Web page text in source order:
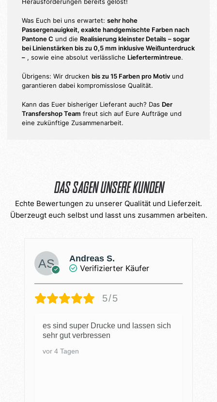
Was Euch bei uns erwartet: sehr hohe
Passergenauigkeit, exakte handgemischte Farben nach
Pantone C und die Realisierung kleinster Details – sogar
bei Linienstärken bis zu 0,5 mm inklusive Weißunterdruck
– , sowie eine absolut verlässliche Liefertermintreue.
Übrigens: Wir drucken bis zu 15 Farben pro Motiv und
garantieren dabei kompromisslose Qualität.
Kann das Euer bisheriger Lieferant auch? Das Der
Transfershop Team freut sich auf Eure Aufträge und
eine zukünftige Zusammenarbeit.
Das sagen unsere Kunden
Echte Bewertungen zu unserer Qualität und Lieferzeit.
Überzeugt euch selbst und lasst uns zusammen arbeiten.
Christian W.
Verifizierter Käufer
5/5
Tolle Farben, super Haltbarkeit,
schnelle Lieferung, wie immer alles